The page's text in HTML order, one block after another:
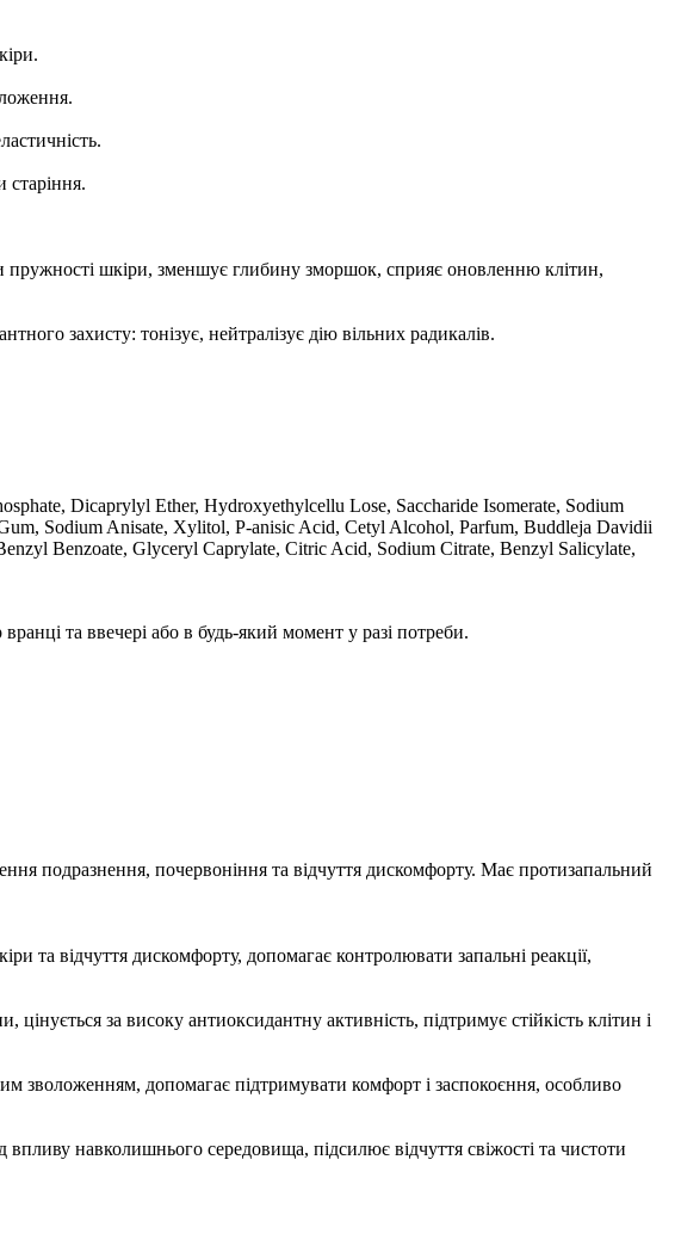
пружності шкіри, зменшує глибину зморшок, сприяє оновленню клітин,
захисту: тонізує, нейтралізує дію вільних радикалів.
Dicaprylyl Ether, Hydroxyethylcellu Lose, Saccharide Isomerate, Sodium
Sodium Anisate, Xylitol, P-anisic Acid, Cetyl Alcohol, Parfum, Buddleja Davidii
Benzoate, Glyceryl Caprylate, Citric Acid, Sodium Citrate, Benzyl Salicylate,
та ввечері або в будь-який момент у разі потреби.
подразнення, почервоніння та відчуття дискомфорту. Має протизапальний
та відчуття дискомфорту, допомагає контролювати запальні реакції,
за високу антиоксидантну активність, підтримує стійкість клітин і
зволоженням, допомагає підтримувати комфорт і заспокоєння, особливо
навколишнього середовища, підсилює відчуття свіжості та чистоти